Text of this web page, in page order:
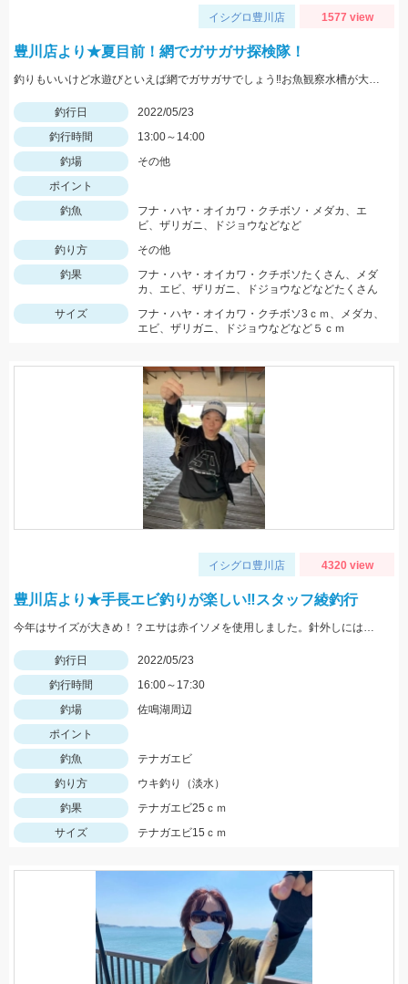
イシグロ豊川店 1577 view
豊川店より★夏目前！網でガサガサ探検隊！
釣りもいいけど水遊びといえば網でガサガサでしょう‼お魚観察水槽が大活躍♪
釣行日
2022/05/23
釣行時間
13:00～14:00
釣場
その他
ポイント
釣魚
フナ・ハヤ・オイカワ・クチボソ・メダカ、エ
ビ、ザリガニ、ドジョウなどなど
釣り方
その他
釣果
フナ・ハヤ・オイカワ・クチボソたくさん、メダ
カ、エビ、ザリガニ、ドジョウなどなどたくさん
サイズ
フナ・ハヤ・オイカワ・クチボソ3ｃｍ、メダカ、
エビ、ザリガニ、ドジョウなどなど５ｃｍ
イシグロ豊川店 4320 view
豊川店より★手長エビ釣りが楽しい‼スタッフ綾釣行
今年はサイズが大きめ！？エサは赤イソメを使用しました。針外しにはフォーセップがあると鋏まれずにすみますよ！
釣行日
2022/05/23
釣行時間
16:00～17:30
釣場
佐鳴湖周辺
ポイント
釣魚
テナガエビ
釣り方
ウキ釣り（淡水）
釣果
テナガエビ25ｃｍ
サイズ
テナガエビ15ｃｍ